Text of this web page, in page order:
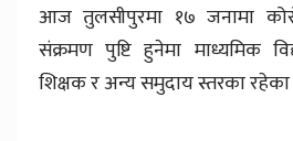
आज तुलसीपुरमा १७ जनामा
संक्रमण पुष्टि हुनेमा माध्यमिक
शिक्षक र अन्य समुदाय स्तरका